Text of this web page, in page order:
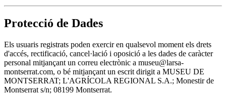
Protecció de Dades
Els usuaris registrats poden exercir en qualsevol moment els drets
d'accés, rectificació, cancel·lació i oposició a les dades de caràcter
personal mitjançant un correu electrònic a museu@larsa-
montserrat.com, o bé mitjançant un escrit dirigit a MUSEU DE
MONTSERRAT; L'AGRÍCOLA REGIONAL S.A.; Monestir de
Montserrat s/n; 08199 Montserrat.